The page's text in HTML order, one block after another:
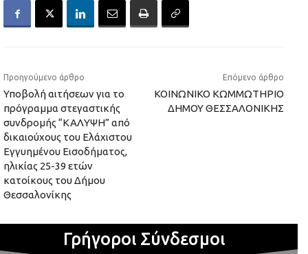
Προηγούμενο άρθρο
Υποβολή αιτήσεων για το
πρόγραμμα στεγαστικής
συνδρομής “ΚΑΛΥΨΗ” από
δικαιούχους του Ελάχιστου
Εγγυημένου Εισοδήματος,
ηλικίας 25-39 ετών
κατοίκους του Δήμου
Θεσσαλονίκης
Επόμενο άρθρο
ΚΟΙΝΩΝΙΚΟ ΚΩΜΜΩΤΗΡΙΟ
ΔΗΜΟΥ ΘΕΣΣΑΛΟΝΙΚΗΣ
Γρήγοροι Σύνδεσμοι